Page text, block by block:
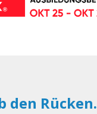
den Rücken.